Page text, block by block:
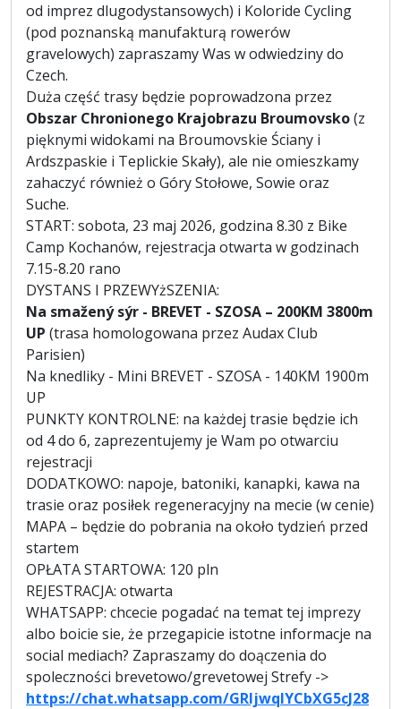
od imprez dlugodystansowych) i Koloride Cycling
(pod poznanską manufakturą rowerów
gravelowych) zapraszamy Was w odwiedziny do
Czech.
Duża część trasy będzie poprowadzona przez
Obszar Chronionego Krajobrazu Broumovsko(z
pięknymi widokami na Broumovskie Ściany i
Ardszpaskie i Teplickie Skały), ale nie omieszkamy
zahaczyć również o Góry Stołowe, Sowie oraz
Suche.
START: sobota, 23 maj 2026, godzina 8.30 z Bike
Camp Kochanów, rejestracja otwarta w godzinach
7.15-8.20 rano
DYSTANS I PRZEWYżSZENIA:
Na smažený sýr - BREVET - SZOSA – 200KM 3800m
UP (trasa homologowana przez Audax Club
Parisien)
Na knedliky - Mini BREVET - SZOSA - 140KM 1900m
UP
PUNKTY KONTROLNE: na każdej trasie będzie ich
od 4 do 6, zaprezentujemy je Wam po otwarciu
rejestracji
DODATKOWO: napoje, batoniki, kanapki, kawa na
trasie oraz posiłek regeneracyjny na mecie (w cenie)
MAPA – będzie do pobrania na około tydzień przed
startem
OPŁATA STARTOWA: 120 pln
REJESTRACJA: otwarta
WHATSAPP: chcecie pogadać na temat tej imprezy
albo boicie sie, że przegapicie istotne informacje na
social mediach? Zapraszamy do doączenia do
spoleczności brevetowo/grevetowej Strefy ->
https://chat.whatsapp.com/GRljwqIYCbXG5cJ28